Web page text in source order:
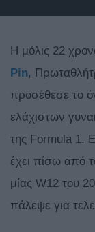
H μόλις 22
Pin,
προσέθεσε το
ελάχιστων
της Formula 1.
έχει πίσω από
μίας W12 του
πάλεψε για